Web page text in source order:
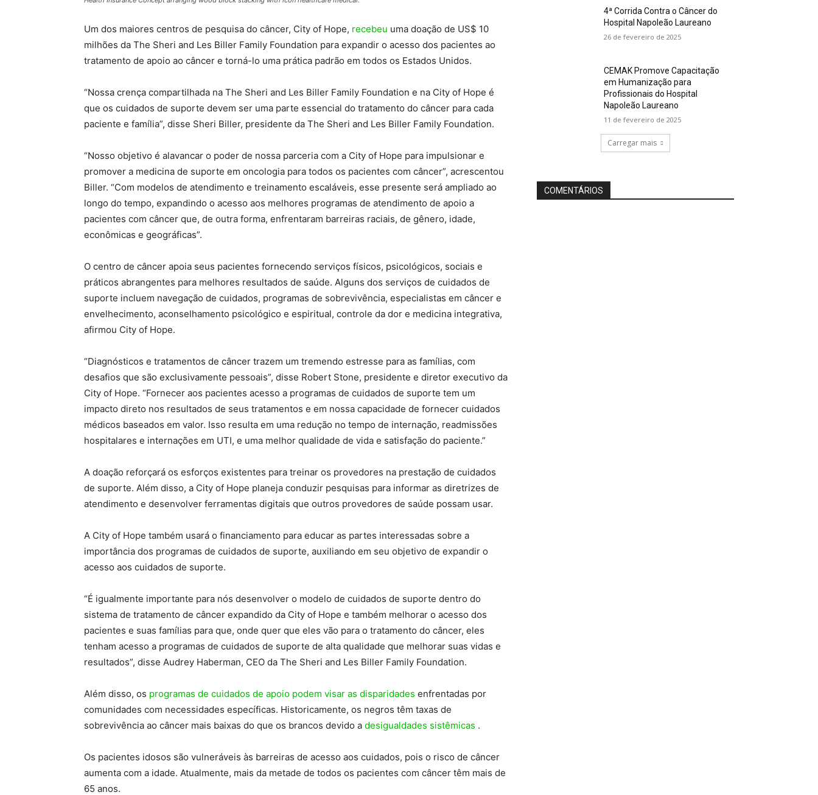
Um dos maiores centros de pesquisa do câncer, City of Hope, recebeu uma doação de US$ 10
milhões da The Sheri and Les Biller Family Foundation para expandir o acesso dos pacientes ao
tratamento de apoio ao câncer e torná-lo uma prática padrão em todos os Estados Unidos.
“Nossa crença compartilhada na The Sheri and Les Biller Family Foundation e na City of Hope é
que os cuidados de suporte devem ser uma parte essencial do tratamento do câncer para cada
paciente e família”, disse Sheri Biller, presidente da The Sheri and Les Biller Family Foundation.
“Nosso objetivo é alavancar o poder de nossa parceria com a City of Hope para impulsionar e
promover a medicina de suporte em oncologia para todos os pacientes com câncer”, acrescentou
Biller. “Com modelos de atendimento e treinamento escaláveis, esse presente será ampliado ao
longo do tempo, expandindo o acesso aos melhores programas de atendimento de apoio a
pacientes com câncer que, de outra forma, enfrentaram barreiras raciais, de gênero, idade,
econômicas e geográficas”.
O centro de câncer apoia seus pacientes fornecendo serviços físicos, psicológicos, sociais e
práticos abrangentes para melhores resultados de saúde. Alguns dos serviços de cuidados de
suporte incluem navegação de cuidados, programas de sobrevivência, especialistas em câncer e
envelhecimento, aconselhamento psicológico e espiritual, controle da dor e medicina integrativa,
afirmou City of Hope.
“Diagnósticos e tratamentos de câncer trazem um tremendo estresse para as famílias, com
desafios que são exclusivamente pessoais”, disse Robert Stone, presidente e diretor executivo da
City of Hope. “Fornecer aos pacientes acesso a programas de cuidados de suporte tem um
impacto direto nos resultados de seus tratamentos e em nossa capacidade de fornecer cuidados
médicos baseados em valor. Isso resulta em uma redução no tempo de internação, readmissões
hospitalares e internações em UTI, e uma melhor qualidade de vida e satisfação do paciente.”
A doação reforçará os esforços existentes para treinar os provedores na prestação de cuidados
de suporte. Além disso, a City of Hope planeja conduzir pesquisas para informar as diretrizes de
atendimento e desenvolver ferramentas digitais que outros provedores de saúde possam usar.
A City of Hope também usará o financiamento para educar as partes interessadas sobre a
importância dos programas de cuidados de suporte, auxiliando em seu objetivo de expandir o
acesso aos cuidados de suporte.
“É igualmente importante para nós desenvolver o modelo de cuidados de suporte dentro do
sistema de tratamento de câncer expandido da City of Hope e também melhorar o acesso dos
pacientes e suas famílias para que, onde quer que eles vão para o tratamento do câncer, eles
tenham acesso a programas de cuidados de suporte de alta qualidade que melhorar suas vidas e
resultados”, disse Audrey Haberman, CEO da The Sheri and Les Biller Family Foundation.
Além disso, os programas de cuidados de apoio podem visar as disparidades enfrentadas por
comunidades com necessidades específicas. Historicamente, os negros têm taxas de
sobrevivência ao câncer mais baixas do que os brancos devido a desigualdades sistêmicas .
Os pacientes idosos são vulneráveis ​​às barreiras de acesso aos cuidados, pois o risco de câncer
aumenta com a idade. Atualmente, mais da metade de todos os pacientes com câncer têm mais de
65 anos.
4ª Corrida Contra o Câncer do
Hospital Napoleão Laureano
26 de fevereiro de 2025
CEMAK Promove Capacitação
em Humanização para
Profissionais do Hospital
Napoleão Laureano
11 de fevereiro de 2025
Carregar mais
COMENTÁRIOS